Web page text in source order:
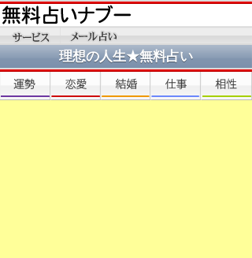
理想の人生★無料占い